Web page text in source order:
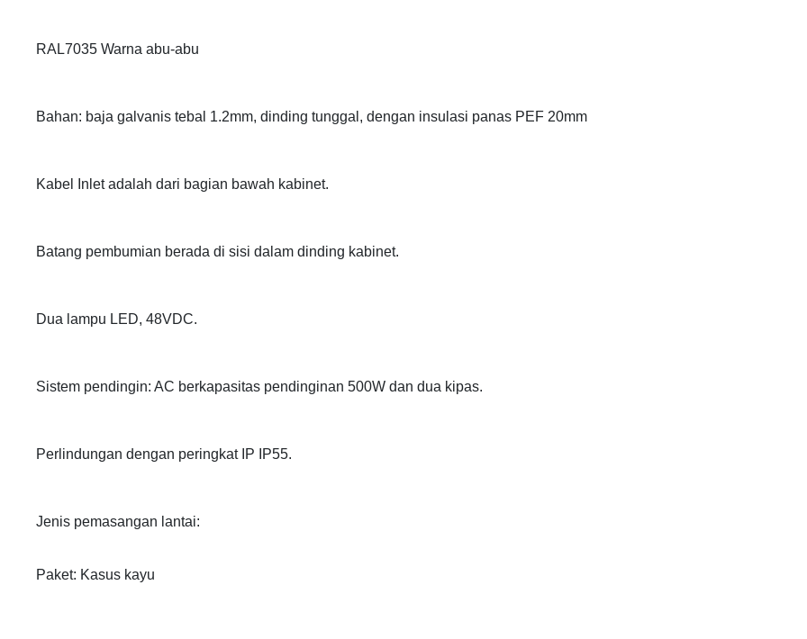
RAL7035 Warna abu-abu
Bahan: baja galvanis tebal 1.2mm, dinding tunggal, dengan insulasi panas PEF 20mm
Kabel Inlet adalah dari bagian bawah kabinet.
Batang pembumian berada di sisi dalam dinding kabinet.
Dua lampu LED, 48VDC.
Sistem pendingin: AC berkapasitas pendinginan 500W dan dua kipas.
Perlindungan dengan peringkat IP IP55.
Jenis pemasangan lantai:
Paket: Kasus kayu